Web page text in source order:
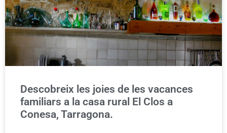
Descobreix les joies de les vacances
familiars a la casa rural El Clos a
Conesa, Tarragona.